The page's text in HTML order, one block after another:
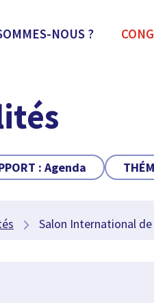
NOUS ?
: Agenda
Salon International de